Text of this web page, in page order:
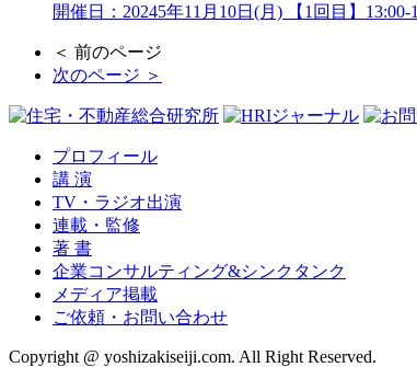
開催日：20245年11月10日(月) 【1回目】13:00-
＜ 前のページ
次のページ ＞
プロフィール
講 演
TV・ラジオ出演
連載・監修
著 書
企業コンサルティング&シンクタンク
メディア掲載
ご依頼・お問い合わせ
Copyright @ yoshizakiseiji.com. All Right Reserved.